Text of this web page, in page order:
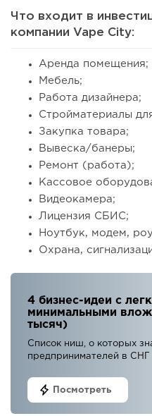
Что входит в
компании Vape City:
Аренда помещения;
Мебель;
Работа дизайнера;
Стройматериалы
Закупка товара;
Вывеска/банеры;
Ремонт (работа);
Кассовое
Видеокамера;
Лицензия СБИС;
Ноутбук, модем,
Охрана,
4 бизнес-идеи с
минимальными
тысяч)
Список ниш, о которых
предпринимателей в СНГ
Посмотреть